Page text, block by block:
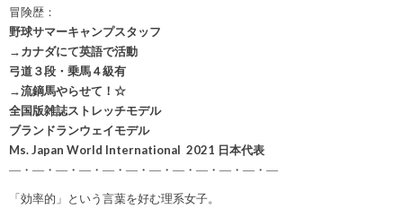
冒険歴：
野球サマーキャンプスタッフ
→カナダにて英語で活動
弓道３段・乗馬４級有
→流鏑馬やらせて！☆
全国版雑誌ストレッチモデル
ブランドランウェイモデル
Ms. Japan World International 2021 日本代表
―・―・―・―・―・―・―・―・―・―・―・―
「効率的」という言葉を好む理系女子。